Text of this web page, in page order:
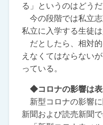
る」というのはどうだ
今の段階では私立
私立に入学する生徒
だとしたら、相対
えなくてはならない
っている。
◆コロナの影響は
新型コロナの影響
新聞および読売新聞